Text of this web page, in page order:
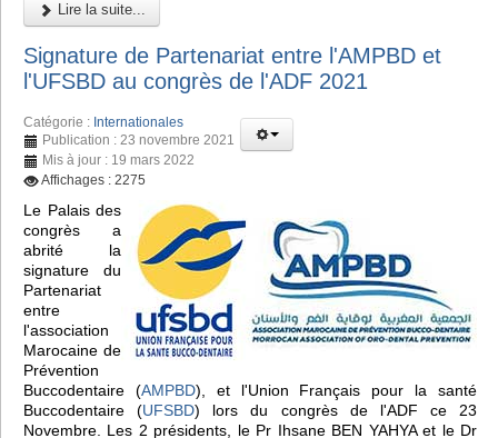
Lire la suite...
Signature de Partenariat entre l'AMPBD et
l'UFSBD au congrès de l'ADF 2021
Catégorie : Internationales
Publication : 23 novembre 2021
Mis à jour : 19 mars 2022
Affichages : 2275
Le Palais des
congrès a
abrité la
signature du
Partenariat
entre
l'association
Marocaine de
Prévention
Buccodentaire (AMPBD), et l'Union Français pour la santé
Buccodentaire (UFSBD) lors du congrès de l'ADF ce 23
Novembre. Les 2 présidents, le Pr Ihsane BEN YAHYA et le Dr